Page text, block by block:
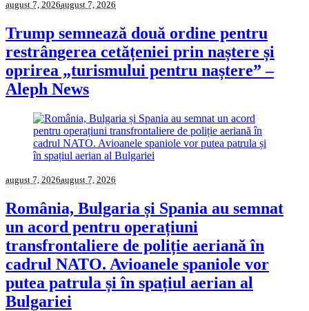
august 7, 2026august 7, 2026
Trump semnează două ordine pentru
restrângerea cetățeniei prin naștere și
oprirea „turismului pentru naștere” –
Aleph News
august 7, 2026august 7, 2026
România, Bulgaria și Spania au semnat
un acord pentru operațiuni
transfrontaliere de poliție aeriană în
cadrul NATO. Avioanele spaniole vor
putea patrula și în spațiul aerian al
Bulgariei